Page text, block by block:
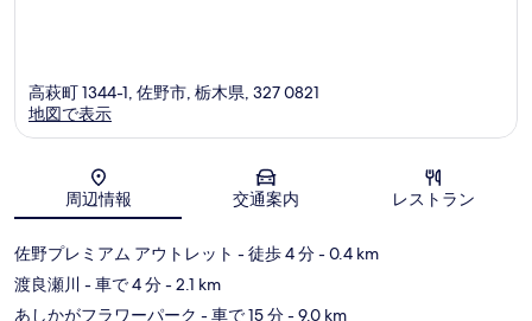
地図
高萩町 1344-1, 佐野市, 栃木県, 327 0821
地図で表示
周辺情報 交通案内 レストラン
佐野プレミアム アウトレット - 徒歩 4 分- 0.4 km
渡良瀬川 - 車で 4 分- 2.1 km
あしかがフラワーパーク - 車で 15 分- 9.0 km